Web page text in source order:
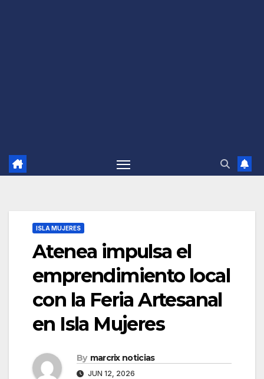
ISLA MUJERES
Atenea impulsa el
emprendimiento local
con la Feria Artesanal
en Isla Mujeres
By marcrix noticias
JUN 12, 2026